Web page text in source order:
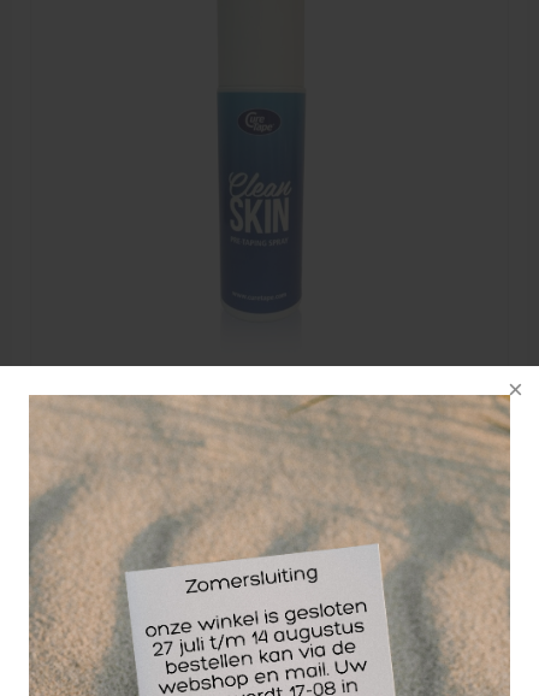
CureTape Pre-Taping Spray 200 ml
CureTape Clean Skin Pre-Taping Spray is een
huidvriendelijk reinigingsmiddel dat de hechting van
de kinesiologische tape verbetert.
Vanaf 11,12 EXCL. BTW